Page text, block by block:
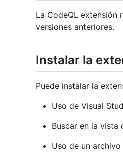
La CodeQL extensión
versiones anteriores.
Instalar la
Puede instalar la
Uso de Visual
Buscar en la vista
Uso de un archivo